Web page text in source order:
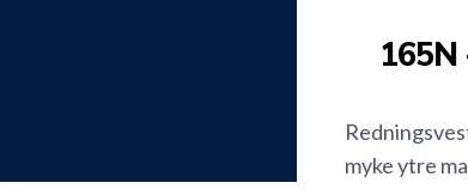
myke ytre